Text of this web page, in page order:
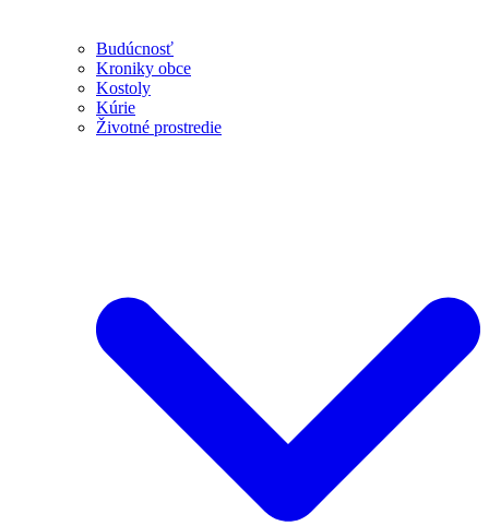
Budúcnosť
Kroniky obce
Kostoly
Kúrie
Životné prostredie